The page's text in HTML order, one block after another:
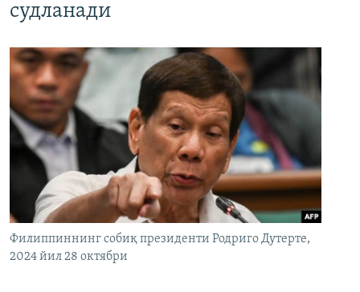
судланади
Филиппиннинг собиқ президенти Родриго Дутерте,
2024 йил 28 октябри